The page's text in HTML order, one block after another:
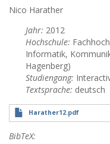
Nico Harather
Jahr: 2012
Hochschule:
Informatik,
Hagenberg)
Studiengang:
Textsprache: deutsch
Harather12.pdf
BibTeX: